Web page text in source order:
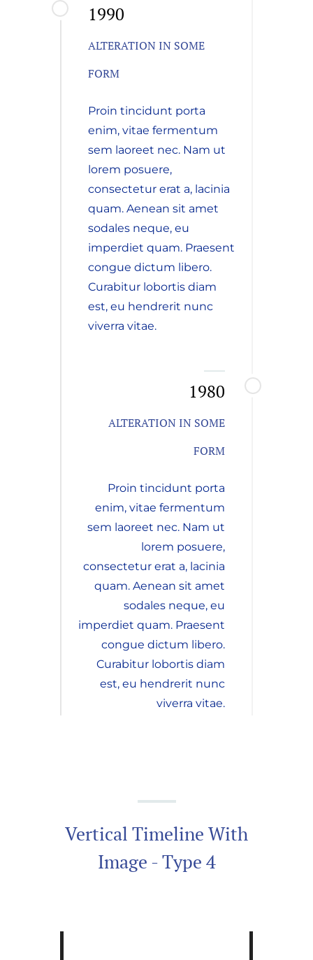
1990
ALTERATION IN SOME
FORM
Proin tincidunt porta
enim, vitae fermentum
sem laoreet nec. Nam ut
lorem posuere,
consectetur erat a, lacinia
quam. Aenean sit amet
sodales neque, eu
imperdiet quam. Praesent
congue dictum libero.
Curabitur lobortis diam
est, eu hendrerit nunc
viverra vitae.
1980
ALTERATION IN SOME
FORM
Proin tincidunt porta
enim, vitae fermentum
sem laoreet nec. Nam ut
lorem posuere,
consectetur erat a, lacinia
quam. Aenean sit amet
sodales neque, eu
imperdiet quam. Praesent
congue dictum libero.
Curabitur lobortis diam
est, eu hendrerit nunc
viverra vitae.
Vertical Timeline With
Image - Type 4